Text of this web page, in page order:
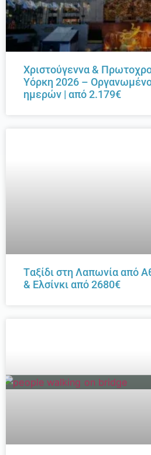
Χριστούγεννα &
Υόρκη 2026 – Οργανωμένο
ημερών | από 2.179€
Tαξίδι στη Λαπωνία από
& Ελσίνκι από 2680€